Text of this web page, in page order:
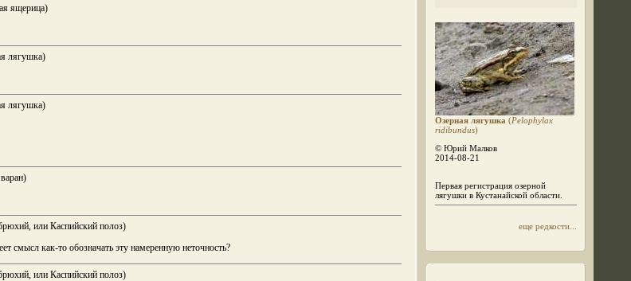
ящерица)
лягушка)
лягушка)
или Каспийский полоз)
смысл как-то обозначать эту намеренную неточность?
или Каспийский полоз)
Озерная лягушка (Pelophylax
ridibundus)
© Юрий Малков
2014-08-21
Первая регистрация озерной
лягушки в Кустанайской области.
еще редкости...